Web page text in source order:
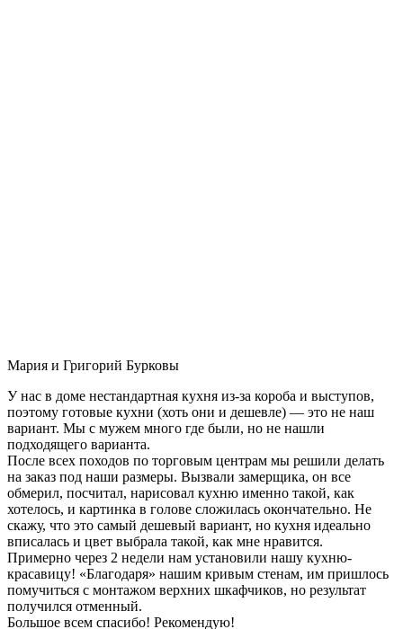
Мария и Григорий Бурковы
У нас в доме нестандартная кухня из-за короба и выступов,
поэтому готовые кухни (хоть они и дешевле) — это не наш
вариант. Мы с мужем много где были, но не нашли
подходящего варианта.
После всех походов по торговым центрам мы решили делать
на заказ под наши размеры. Вызвали замерщика, он все
обмерил, посчитал, нарисовал кухню именно такой, как
хотелось, и картинка в голове сложилась окончательно. Не
скажу, что это самый дешевый вариант, но кухня идеально
вписалась и цвет выбрала такой, как мне нравится.
Примерно через 2 недели нам установили нашу кухню-
красавицу! «Благодаря» нашим кривым стенам, им пришлось
помучиться с монтажом верхних шкафчиков, но результат
получился отменный.
Большое всем спасибо! Рекомендую!